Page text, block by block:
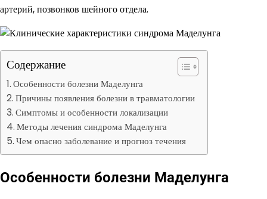
артерий, позвонков шейного отдела.
Содержание
Особенности болезни Маделунга
Причины появления болезни в травматологии
Симптомы и особенности локализации
Методы лечения синдрома Маделунга
Чем опасно заболевание и прогноз течения
Особенности болезни Маделунга